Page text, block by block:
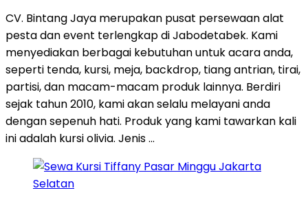
CV. Bintang Jaya merupakan pusat persewaan alat
pesta dan event terlengkap di Jabodetabek. Kami
menyediakan berbagai kebutuhan untuk acara anda,
seperti tenda, kursi, meja, backdrop, tiang antrian, tirai,
partisi, dan macam-macam produk lainnya. Berdiri
sejak tahun 2010, kami akan selalu melayani anda
dengan sepenuh hati. Produk yang kami tawarkan kali
ini adalah kursi olivia. Jenis …